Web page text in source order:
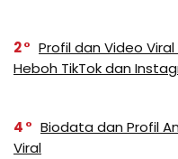
2
Profil dan Video
Heboh TikTok dan
4
Biodata dan Profil
Viral